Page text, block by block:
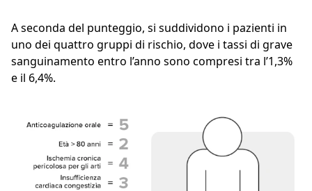
A seconda del punteggio, si suddividono i pazienti in
uno dei quattro gruppi di rischio, dove i tassi di grave
sanguinamento entro l’anno sono compresi tra l’1,3%
e il 6,4%.